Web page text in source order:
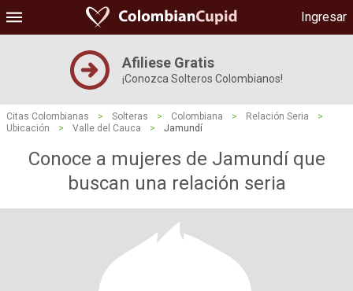
Ingresar
Afiliese Gratis
¡Conozca Solteros Colombianos!
Citas Colombianas > Solteras > Colombiana > Relación Seria
>
Ubicación
> Valle del Cauca > Jamundí
Conoce a mujeres de Jamundí que
buscan una relación seria